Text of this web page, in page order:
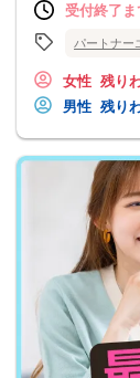
受付終了
パートナー
女性 残り
男性 残り